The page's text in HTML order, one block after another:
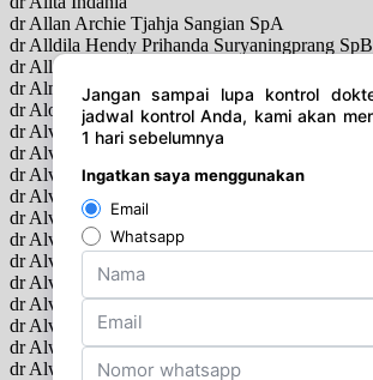
dr Allan Archie Tjahja Sangian SpA
dr Alldila Hendy Prihanda Suryaningprang SpB
dr Allen Widysanto SpP
dr Almubdi Jaya SpM
dr Alogo Octavianus Karuban SpA
dr Alvi Aulia Rahma SpBS
dr Alvin Abrar Harahap SpBS
dr Alvin H Hardjawinata SpAk
dr Alvin Hadisaputra SpS
dr Alvin Oktomy Putra
dr Alvin Reinaldo SpTHT
dr Alvin Setiawan SpOG
dr Alvina SpPK
dr Alvina Mpsi Psikologi
dr Alvira Rozalina SpPD
dr Alwi Shahab SpPDKEMD
dr Alwidya Rosyid Akhmad Permana SpPD